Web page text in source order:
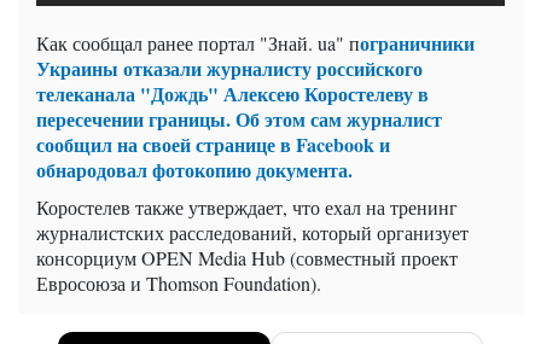
Как сообщал ранее портал "Знай. ua" пограничники
Украины отказали журналисту российского
телеканала "Дождь" Алексею Коростелеву в
пересечении границы. Об этом сам журналист
сообщил на своей странице в Facebook и
обнародовал фотокопию документа.
Коростелев также утверждает, что ехал на тренинг
журналистских расследований, который организует
консорциум OPEN Media Hub (совместный проект
Евросоюза и Thomson Foundation).